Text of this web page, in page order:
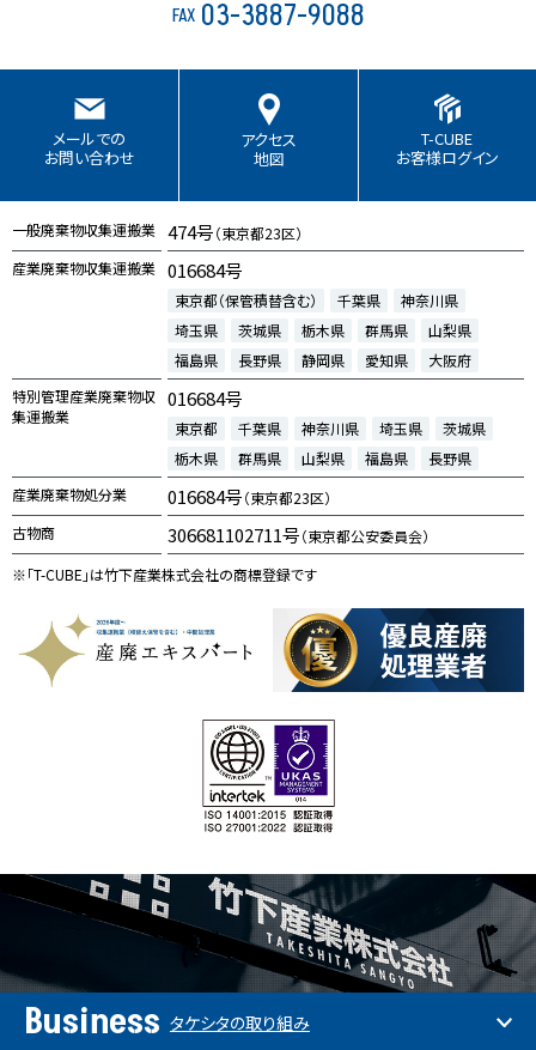
FAX 03-3887-9088
メールでの
お問い合わせ
アクセス
地図
T-CUBE
お客様ログイン
一般廃棄物収集運搬業 474号（東京都23区）
産業廃棄物収集運搬業 016684号
東京都（保管積替含む） 千葉県
神奈川県
埼玉県
茨城県 栃木県 群馬県
山梨県
福島県
長野県 静岡県 愛知県
大阪府
特別管理産業廃棄物収
集運搬業
016684号
東京都 千葉県 神奈川県 埼玉県
茨城県
栃木県
群馬県 山梨県 福島県
長野県
産業廃棄物処分業
016684号（東京都23区）
古物商
306681102711号（東京都公安委員会）
※「T-CUBE」は竹下産業株式会社の商標登録です
Business タケシタの取り組み